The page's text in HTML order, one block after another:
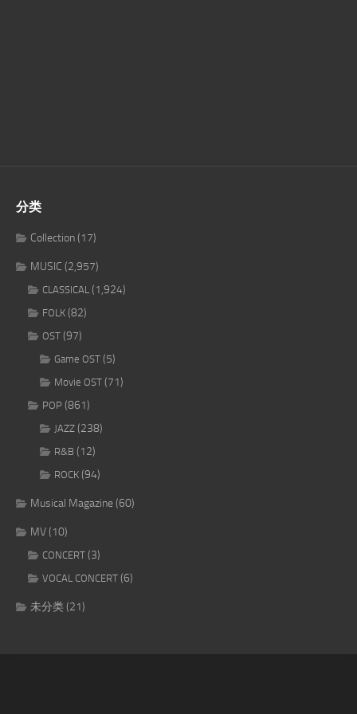
分类
Collection(17)
MUSIC (2,957)
CLASSICAL (1,924)
FOLK (82)
OST (97)
Game OST (5)
Movie OST (71)
POP (861)
JAZZ (238)
R&B (12)
ROCK (94)
Musical Magazine(60)
MV(10)
CONCERT (3)
VOCAL CONCERT (6)
未分类(21)